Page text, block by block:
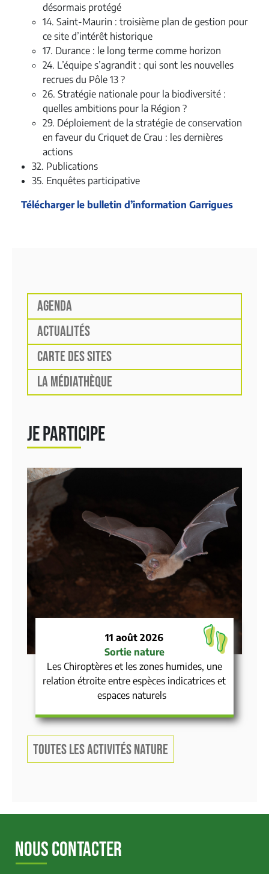
désormais protégé
14. Saint-Maurin : troisième plan de gestion pour
ce site d’intérêt historique
17. Durance : le long terme comme horizon
24. L’équipe s’agrandit : qui sont les nouvelles
recrues du Pôle 13 ?
26. Stratégie nationale pour la biodiversité :
quelles ambitions pour la Région ?
29. Déploiement de la stratégie de conservation
en faveur du Criquet de Crau : les dernières
actions
32. Publications
35. Enquêtes participative
Télécharger le bulletin d’information Garrigues
AGENDA
ACTUALITÉS
CARTE DES SITES
LA MÉDIATHÈQUE
JE PARTICIPE
11 août 2026
Sortie nature
Les Chiroptères et les zones humides, une
relation étroite entre espèces indicatrices et
espaces naturels
TOUTES LES ACTIVITÉS NATURE
NOUS CONTACTER